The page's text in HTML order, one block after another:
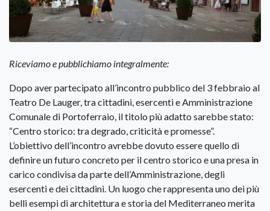
Riceviamo e pubblichiamo integralmente:
Dopo aver partecipato all’incontro pubblico del 3 febbraio al
Teatro De Lauger, tra cittadini, esercenti e Amministrazione
Comunale di Portoferraio, il titolo più adatto sarebbe stato:
“Centro storico: tra degrado, criticità e promesse”.
L’obiettivo dell’incontro avrebbe dovuto essere quello di
definire un futuro concreto per il centro storico e una presa in
carico condivisa da parte dell’Amministrazione, degli
esercenti e dei cittadini. Un luogo che rappresenta uno dei più
belli esempi di architettura e storia del Mediterraneo merita